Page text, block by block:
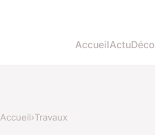
AccueilActuDéco
Accueil›Travaux